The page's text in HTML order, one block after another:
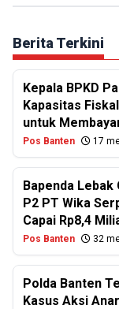
Berita Terkini
Kepala BPKD
Kapasitas
untuk
Pos Banten 17
Bapenda Lebak
P2 PT Wika
Capai Rp8,4
Pos Banten 32
Polda Banten
Kasus Aksi